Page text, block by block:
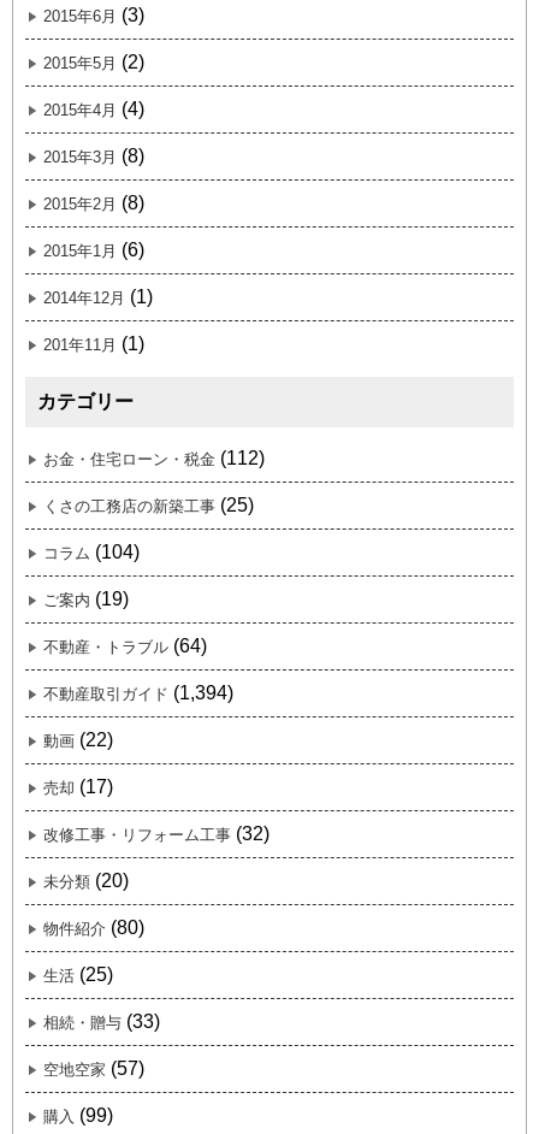
2015年6月 (3)
2015年5月 (2)
2015年4月 (4)
2015年3月 (8)
2015年2月 (8)
2015年1月 (6)
2014年12月 (1)
201年11月 (1)
カテゴリー
お金・住宅ローン・税金 (112)
くさの工務店の新築工事 (25)
コラム (104)
ご案内 (19)
不動産・トラブル (64)
不動産取引ガイド (1,394)
動画 (22)
売却 (17)
改修工事・リフォーム工事 (32)
未分類 (20)
物件紹介 (80)
生活 (25)
相続・贈与 (33)
空地空家 (57)
購入 (99)